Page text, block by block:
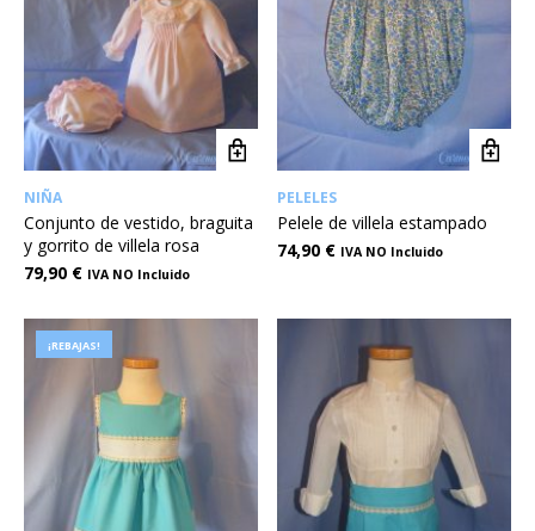
NIÑA
Conjunto de vestido, braguita
y gorrito de villela rosa
79,90 € IVA NO Incluido
PELELES
Pelele de villela estampado
74,90 € IVA NO Incluido
¡REBAJAS!